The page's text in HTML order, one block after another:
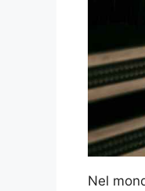
Nel